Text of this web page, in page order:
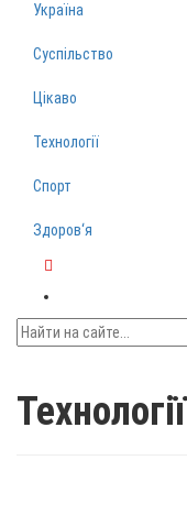
Україна
Суспільство
Цікаво
Технології
Спорт
Здоров‘я
Технології